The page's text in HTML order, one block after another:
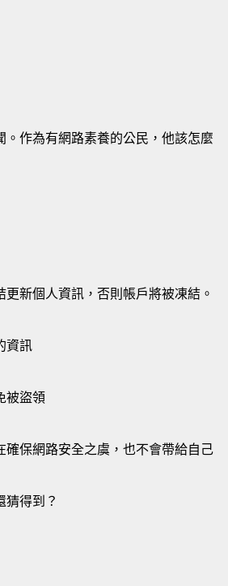
作為有網路素養的公民，他該怎麼
新個人資訊，否則帳戶將被凍結。
資訊
被盜領
保網路安全之虞，也不會帶給自己
猜得到？